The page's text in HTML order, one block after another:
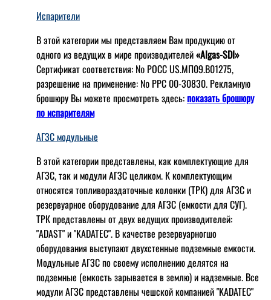
Испарители
В этой категории мы представляем Вам продукцию от
одного из ведущих в мире производителей«Algas-SDI»
Сертификат соответствия: № РОСС US.МП09.В01275,
разрешение на применение: № РРС 00-30830. Рекламную
брошюру Вы можете просмотреть здесь:показать брошюру
по испарителям
АГЗС модульные
В этой категории представлены, как комплектующие для
АГЗС, так и модули АГЗС целиком. К комплектующим
относятся топливораздаточные колонки (ТРК) для АГЗС и
резервуарное оборудование для АГЗС (емкости для СУГ).
ТРК представлены от двух ведущих производителей:
"ADAST" и "KADATEC". В качестве резервуарногшо
оборудования выступают двухстенные подземные емкости.
Модульные АГЗС по своему исполнению делятся на
подземные (емкость зарывается в землю) и надземные. Все
модули АГЗС представлены чешской компанией "KADATEC"